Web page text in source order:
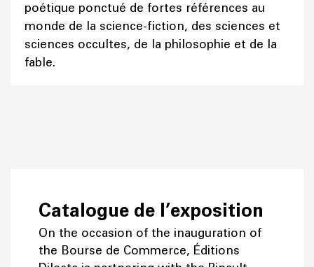
poétique ponctué de fortes références au
monde de la science-fiction, des sciences et
sciences occultes, de la philosophie et de la
fable.
Catalogue de l’exposition
On the occasion of the inauguration of
the Bourse de Commerce, Éditions